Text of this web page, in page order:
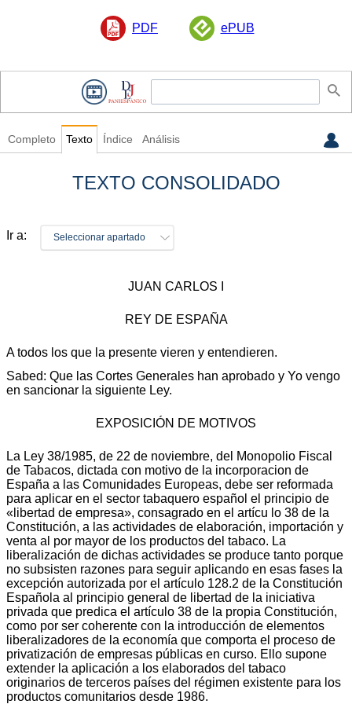
PDF ePUB
Completo Texto Índice Análisis
TEXTO CONSOLIDADO
Ir a: Seleccionar apartado
JUAN CARLOS I
REY DE ESPAÑA
A todos los que la presente vieren y entendieren.
Sabed: Que las Cortes Generales han aprobado y Yo vengo
en sancionar la siguiente Ley.
EXPOSICIÓN DE MOTIVOS
La Ley 38/1985, de 22 de noviembre, del Monopolio Fiscal
de Tabacos, dictada con motivo de la incorporacion de
España a las Comunidades Europeas, debe ser reformada
para aplicar en el sector tabaquero español el principio de
«libertad de empresa», consagrado en el artícu lo 38 de la
Constitución, a las actividades de elaboración, importación y
venta al por mayor de los productos del tabaco. La
liberalización de dichas actividades se produce tanto porque
no subsisten razones para seguir aplicando en esas fases la
excepción autorizada por el artículo 128.2 de la Constitución
Española al principio general de libertad de la iniciativa
privada que predica el artículo 38 de la propia Constitución,
como por ser coherente con la introducción de elementos
liberalizadores de la economía que comporta el proceso de
privatización de empresas públicas en curso. Ello supone
extender la aplicación a los elaborados del tabaco
originarios de terceros países del régimen existente para los
productos comunitarios desde 1986.